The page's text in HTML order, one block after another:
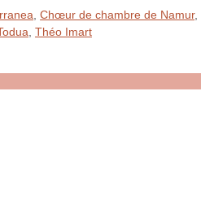
,Chœur de chambre de Namur,
Théo Imart